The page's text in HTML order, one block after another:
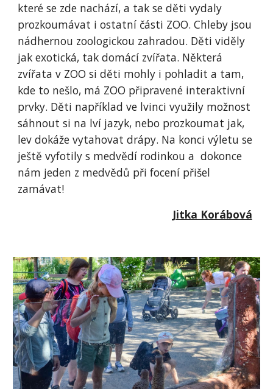
které se zde nachází, a tak se děti vydaly
prozkoumávat i ostatní části ZOO. Chleby jsou
nádhernou zoologickou zahradou. Děti viděly
jak exotická, tak domácí zvířata. Některá
zvířata v ZOO si děti mohly i pohladit a tam,
kde to nešlo, má ZOO připravené interaktivní
prvky. Děti například ve lvinci využily možnost
sáhnout si na lví jazyk, nebo prozkoumat jak,
lev dokáže vytahovat drápy. Na konci výletu se
ještě vyfotily s medvědí rodinkou a dokonce
nám jeden z medvědů při focení přišel
zamávat!
Jitka Korábová